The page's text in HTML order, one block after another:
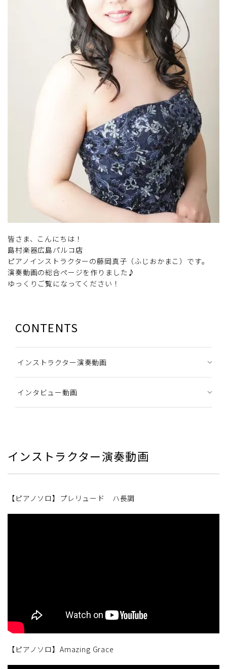
皆さま、こんにちは！
島村楽器広島パルコ店
ピアノインストラクターの藤岡真子（ふじおかまこ）です。
演奏動画の総合ページを作りました♪
ゆっくりご覧になってください！
CONTENTS
インストラクター演奏動画
インタビュー動画
インストラクター演奏動画
【ピアノソロ】プレリュード ハ長調
【ピアノソロ】Amazing Grace